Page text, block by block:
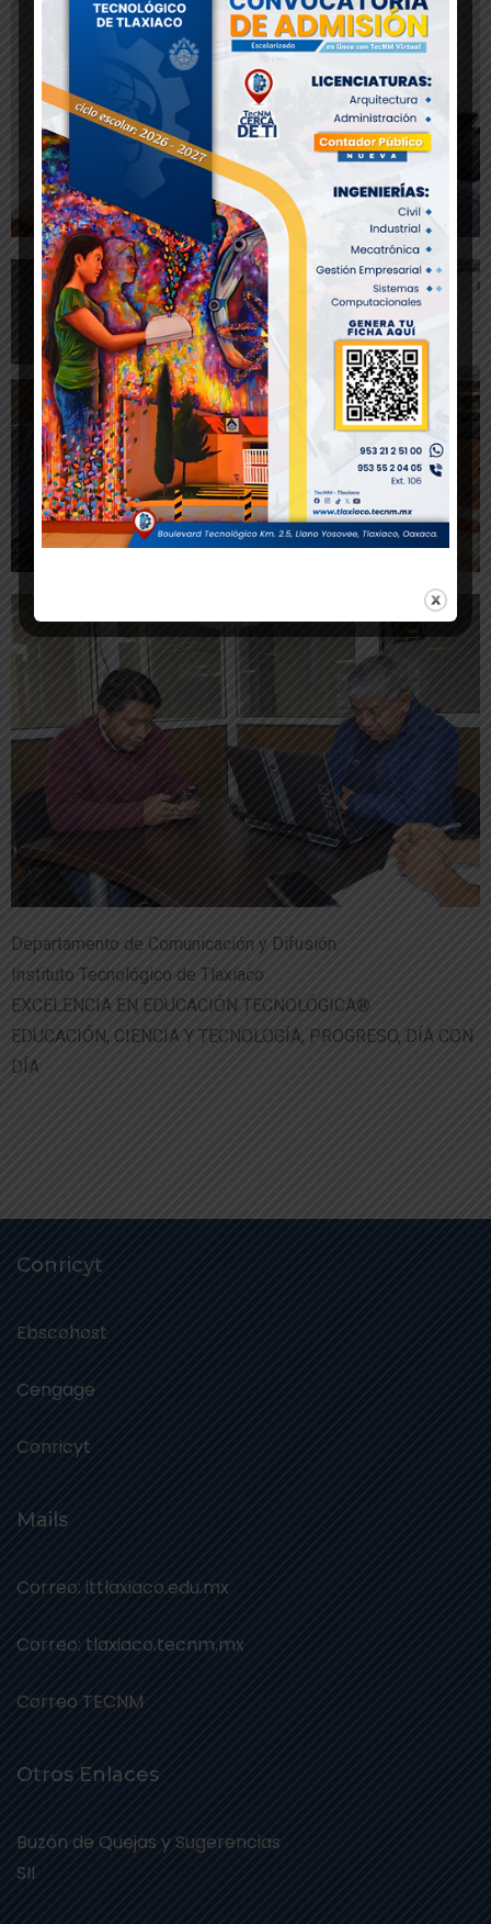
Departamento de Comunicación y Difusión.
Instituto Tecnológico de Tlaxiaco
EXCELENCIA EN EDUCACIÓN TECNOLÓGICA®
EDUCACIÓN, CIENCIA Y TECNOLOGÍA, PROGRESO, DÍA CON
DÍA
Conricyt
Ebscohost
Cengage
Conricyt
Mails
Correo: ittlaxiaco.edu.mx
Correo: tlaxiaco.tecnm.mx
Correo TECNM
Otros Enlaces
Buzón de Quejas y Sugerencias
SII